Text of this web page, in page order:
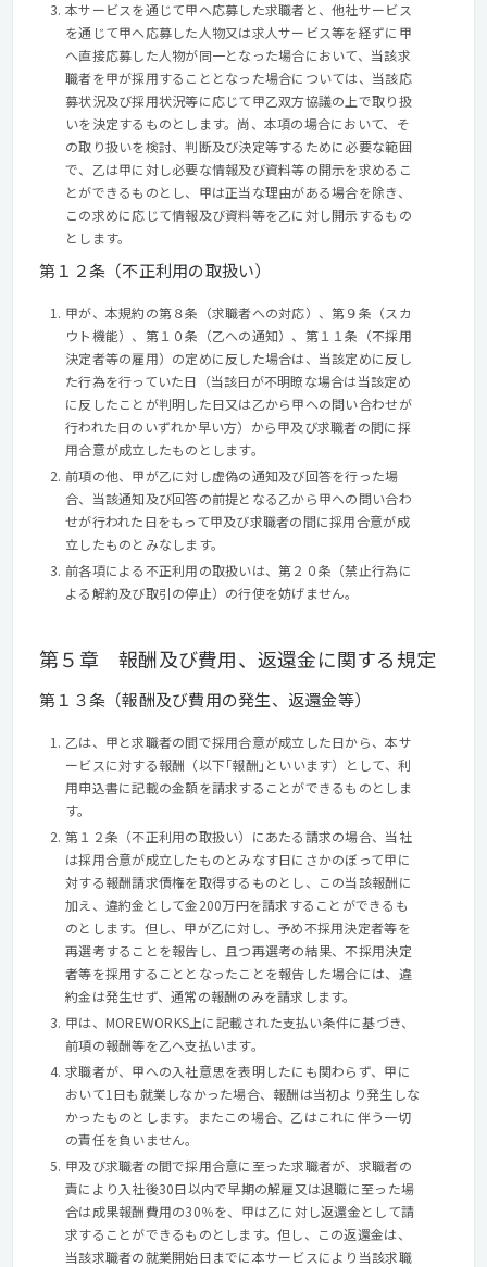
本サービスを通じて甲へ応募した求職者と、他社サービス
を通じて甲へ応募した人物又は求人サービス等を経ずに甲
へ直接応募した人物が同一となった場合において、当該求
職者を甲が採用することとなった場合については、当該応
募状況及び採用状況等に応じて甲乙双方協議の上で取り扱
いを決定するものとします。尚、本項の場合において、そ
の取り扱いを検討、判断及び決定等するために必要な範囲
で、乙は甲に対し必要な情報及び資料等の開示を求めるこ
とができるものとし、甲は正当な理由がある場合を除き、
この求めに応じて情報及び資料等を乙に対し開示するもの
とします。
第１２条（不正利用の取扱い）
甲が、本規約の第８条（求職者への対応）、第９条（スカ
ウト機能）、第１０条（乙への通知）、第１１条（不採用
決定者等の雇用）の定めに反した場合は、当該定めに反し
た行為を行っていた日（当該日が不明瞭な場合は当該定め
に反したことが判明した日又は乙から甲への問い合わせが
行われた日のいずれか早い方）から甲及び求職者の間に採
用合意が成立したものとします。
前項の他、甲が乙に対し虚偽の通知及び回答を行った場
合、当該通知及び回答の前提となる乙から甲への問い合わ
せが行われた日をもって甲及び求職者の間に採用合意が成
立したものとみなします。
前各項による不正利用の取扱いは、第２０条（禁止行為に
よる解約及び取引の停止）の行使を妨げません。
第５章 報酬及び費用、返還金に関する規定
第１３条（報酬及び費用の発生、返還金等）
乙は、甲と求職者の間で採用合意が成立した日から、本サ
ービスに対する報酬（以下｢報酬｣といいます）として、利
用申込書に記載の金額を請求することができるものとしま
す。
第１２条（不正利用の取扱い）にあたる請求の場合、当社
は採用合意が成立したものとみなす日にさかのぼって甲に
対する報酬請求債権を取得するものとし、この当該報酬に
加え、違約金として金200万円を請求することができるも
のとします。但し、甲が乙に対し、予め不採用決定者等を
再選考することを報告し、且つ再選考の結果、不採用決定
者等を採用することとなったことを報告した場合には、違
約金は発生せず、通常の報酬のみを請求します。
甲は、MOREWORKS上に記載された支払い条件に基づき、
前項の報酬等を乙へ支払います。
求職者が、甲への入社意思を表明したにも関わらず、甲に
おいて1日も就業しなかった場合、報酬は当初より発生しな
かったものとします。またこの場合、乙はこれに伴う一切
の責任を負いません。
甲及び求職者の間で採用合意に至った求職者が、求職者の
責により入社後30日以内で早期の解雇又は退職に至った場
合は成果報酬費用の30％を、甲は乙に対し返還金として請
求することができるものとします。但し、この返還金は、
当該求職者の就業開始日までに本サービスにより当該求職